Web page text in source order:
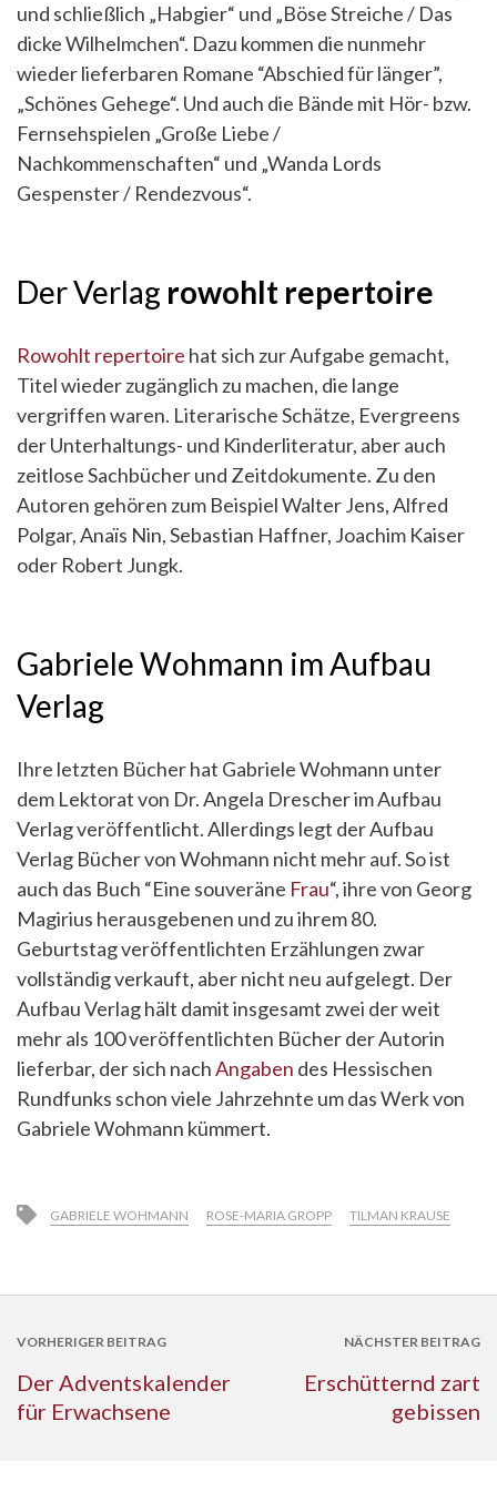
und schließlich „Habgier“ und „Böse Streiche / Das
dicke Wilhelmchen“. Dazu kommen die nunmehr
wieder lieferbaren Romane “Abschied für länger”,
„Schönes Gehege“. Und auch die Bände mit Hör- bzw.
Fernsehspielen „Große Liebe /
Nachkommenschaften“ und „Wanda Lords
Gespenster / Rendezvous“.
Der Verlag rowohlt repertoire
Rowohlt repertoire hat sich zur Aufgabe gemacht,
Titel wieder zugänglich zu machen, die lange
vergriffen waren. Literarische Schätze, Evergreens
der Unterhaltungs- und Kinderliteratur, aber auch
zeitlose Sachbücher und Zeitdokumente. Zu den
Autoren gehören zum Beispiel Walter Jens, Alfred
Polgar, Anaïs Nin, Sebastian Haffner, Joachim Kaiser
oder Robert Jungk.
Gabriele Wohmann im Aufbau
Verlag
Ihre letzten Bücher hat Gabriele Wohmann unter
dem Lektorat von Dr. Angela Drescher im Aufbau
Verlag veröffentlicht. Allerdings legt der Aufbau
Verlag Bücher von Wohmann nicht mehr auf. So ist
auch das Buch “Eine souveräne Frau“, ihre von Georg
Magirius herausgebenen und zu ihrem 80.
Geburtstag veröffentlichten Erzählungen zwar
vollständig verkauft, aber nicht neu aufgelegt. Der
Aufbau Verlag hält damit insgesamt zwei der weit
mehr als 100 veröffentlichten Bücher der Autorin
lieferbar, der sich nachAngaben des Hessischen
Rundfunks schon viele Jahrzehnte um das Werk von
Gabriele Wohmann kümmert.
GABRIELE WOHMANN ROSE-MARIA GROPP TILMAN KRAUSE
VORHERIGER BEITRAG
Der Adventskalender
für Erwachsene
NÄCHSTER BEITRAG
Erschütternd zart
gebissen